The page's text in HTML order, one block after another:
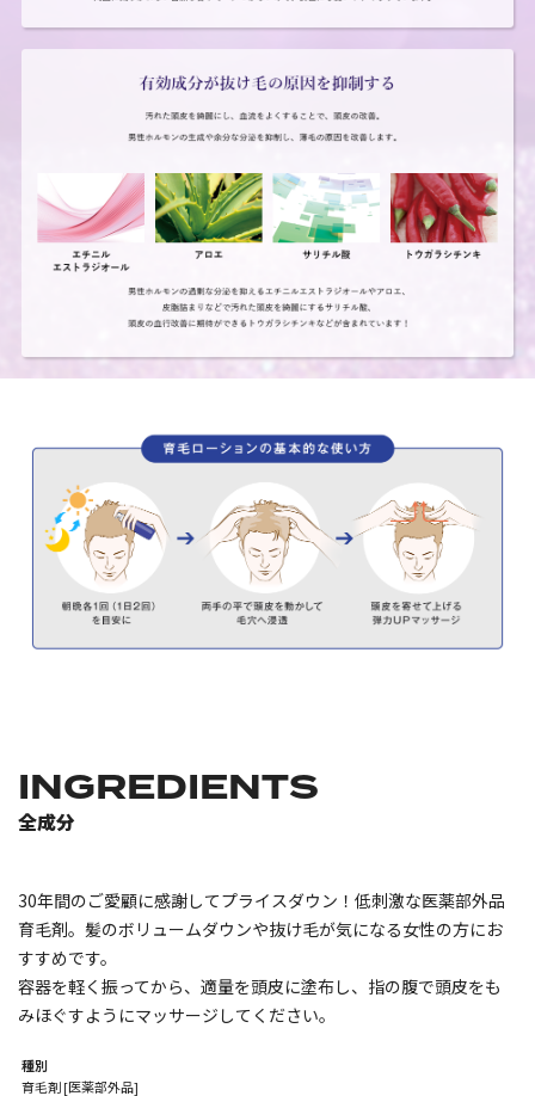
INGREDIENTS
全成分
30年間のご愛顧に感謝してプライスダウン！低刺激な医薬部外品
育毛剤。髪のボリュームダウンや抜け毛が気になる女性の方にお
すすめです。
容器を軽く振ってから、適量を頭皮に塗布し、指の腹で頭皮をも
みほぐすようにマッサージしてください。
種別
育毛剤 [医薬部外品]